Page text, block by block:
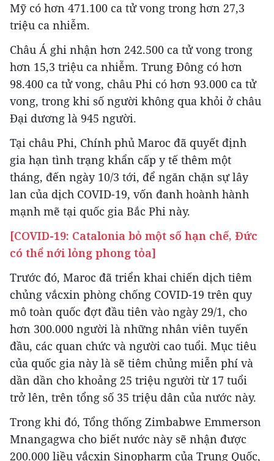
Mỹ có hơn 471.100 ca tử vong trong hơn 27,3
triệu ca nhiễm.
Châu Á ghi nhận hơn 242.500 ca tử vong trong
hơn 15,3 triệu ca nhiễm. Trung Đông có hơn
98.400 ca tử vong, châu Phi có hơn 93.000 ca tử
vong, trong khi số người không qua khỏi ở châu
Đại dương là 945 người.
Tại châu Phi, Chính phủ Maroc đã quyết định
gia hạn tình trạng khẩn cấp y tế thêm một
tháng, đến ngày 10/3 tới, để ngăn chặn sự lây
lan của dịch COVID-19, vốn đanh hoành hành
mạnh mẽ tại quốc gia Bắc Phi này.
[COVID-19: Catalonia bỏ một số hạn chế, Đức
có thể nới lỏng phong tỏa]
Trước đó, Maroc đã triển khai chiến dịch tiêm
chủng vắcxin phòng chống COVID-19 trên quy
mô toàn quốc đợt đầu tiên vào ngày 29/1, cho
hơn 300.000 người là những nhân viên tuyến
đầu, các quan chức và người cao tuổi. Mục tiêu
của quốc gia này là sẽ tiêm chủng miễn phí và
dần dần cho khoảng 25 triệu người từ 17 tuổi
trở lên, trên tổng số 35 triệu dân của nước này.
Trong khi đó, Tổng thống Zimbabwe Emmerson
Mnangagwa cho biết nước này sẽ nhận được
200.000 liều vắcxin Sinopharm của Trung Quốc,